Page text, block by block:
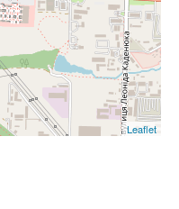
Leaflet